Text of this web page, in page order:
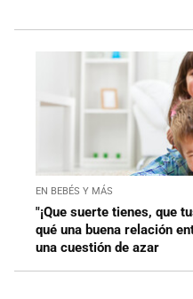
EN BEBÉS Y MÁS
"¡Que suerte tienes, que
qué una buena relación
una cuestión de azar